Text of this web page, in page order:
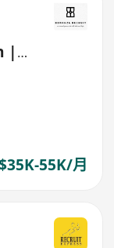
| 5
55K/月